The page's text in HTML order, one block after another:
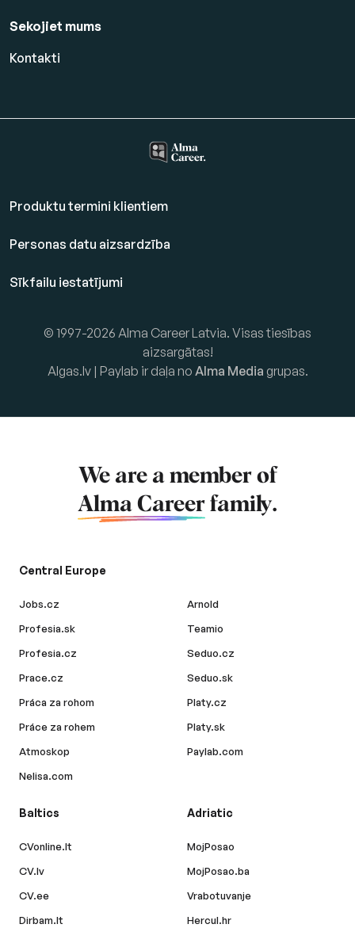
Sekojiet mums
Kontakti
Produktu termini klientiem
Personas datu aizsardzība
Sīkfailu iestatījumi
© 1997-2026 Alma Career Latvia. Visas tiesības
aizsargātas!
Algas.lv | Paylab ir daļa no Alma Media grupas.
We are a member of
Alma Career family.
Central Europe
Jobs.cz
Profesia.sk
Profesia.cz
Prace.cz
Práca za rohom
Práce za rohem
Atmoskop
Nelisa.com
Arnold
Teamio
Seduo.cz
Seduo.sk
Platy.cz
Platy.sk
Paylab.com
Baltics
CVonline.lt
CV.lv
CV.ee
Dirbam.lt
Adriatic
MojPosao
MojPosao.ba
Vrabotuvanje
Hercul.hr